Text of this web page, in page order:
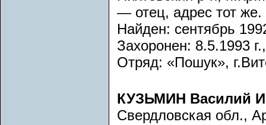
— отец, адрес тот же.
Найден: сентябрь
Захоронен: 8.5.1993
Отряд: «Пошук»,
КУЗЬМИН Василий
Свердловская обл.,